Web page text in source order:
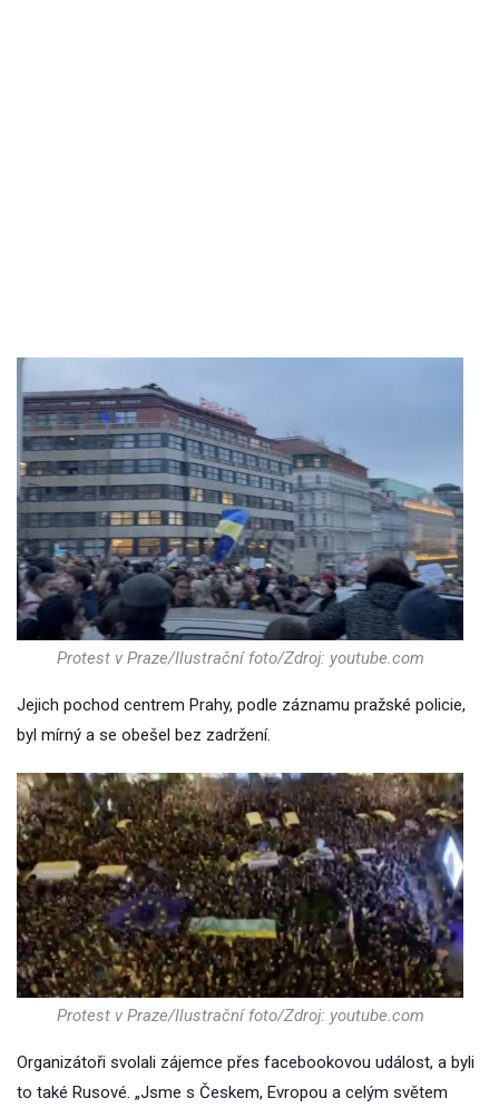
Protest v Praze/Ilustrační foto/Zdroj: youtube.com
Jejich pochod centrem Prahy, podle záznamu pražské policie,
byl mírný a se obešel bez zadržení.
Protest v Praze/Ilustrační foto/Zdroj: youtube.com
Organizátoři svolali zájemce přes facebookovou událost, a byli
to také Rusové. „Jsme s Českem, Evropou a celým světem